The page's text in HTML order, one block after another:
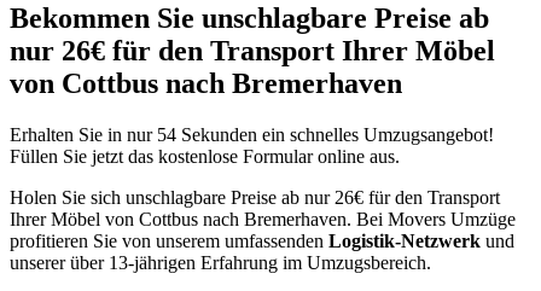
Bekommen Sie unschlagbare Preise ab
nur 26€ für den Transport Ihrer Möbel
von Cottbus nach Bremerhaven
Erhalten Sie in nur 54 Sekunden ein schnelles Umzugsangebot!
Füllen Sie jetzt das kostenlose Formular online aus.
Holen Sie sich unschlagbare Preise ab nur 26€ für den Transport
Ihrer Möbel von Cottbus nach Bremerhaven. Bei Movers Umzüge
profitieren Sie von unserem umfassenden Logistik-Netzwerk und
unserer über 13-jährigen Erfahrung im Umzugsbereich.